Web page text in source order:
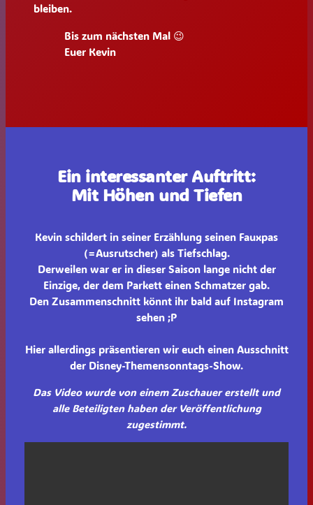
bleiben.
Bis zum nächsten Mal 😉
Euer Kevin
Ein interessanter Auftritt:
Mit Höhen und Tiefen
Kevin schildert in seiner Erzählung seinen Fauxpas
(=Ausrutscher) als Tiefschlag.
Derweilen war er in dieser Saison lange nicht der
Einzige, der dem Parkett einen Schmatzer gab.
Den Zusammenschnitt könnt ihr bald auf Instagram
sehen ;P
Hier allerdings präsentieren wir euch einen Ausschnitt
der Disney-Themensonntags-Show.
Das Video wurde von einem Zuschauer erstellt und
alle Beteiligten haben der Veröffentlichung
zugestimmt.